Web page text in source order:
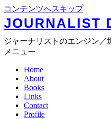
コンテンツへスキップ
JOURNALIST
ジャーナリストのエンジン／
メニュー
Home
About
Books
Links
Contact
Profile